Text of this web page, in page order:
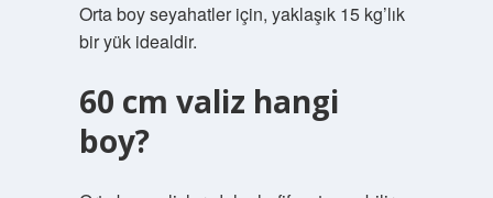
Orta boy seyahatler için, yaklaşık 15 kg’lık
bir yük idealdir.
60 cm valiz hangi
boy?